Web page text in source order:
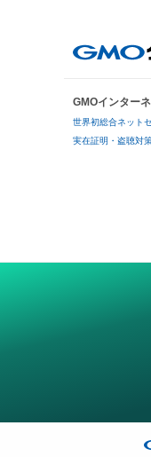
GMOインター
世界初総合ネット
実在証明・盗聴対